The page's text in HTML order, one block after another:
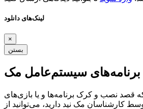
لینک‌های دانلود
×
بستن
سیستم‌عامل مک
قصد نصب و کرک برنامه‌ها و یا بازی‌های
کارشناسان مک نید دارید، می‌توانید از